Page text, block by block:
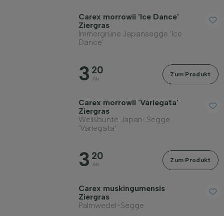
Carex morrowii 'Ice Dance'
Ziergras
Immergrüne Japansegge 'Ice
Dance'
3 20
Ab
Zum Produkt
Carex morrowii 'Variegata'
Ziergras
Weißbunte Japan-Segge
'Variegata'
3 20
Ab
Zum Produkt
Carex muskingumensis
Ziergras
Palmwedel-Segge